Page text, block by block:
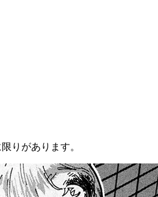
りがあります。